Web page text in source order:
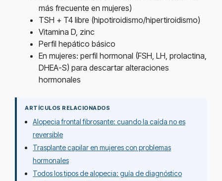
más frecuente en mujeres)
TSH + T4 libre (hipotiroidismo/hipertiroidismo)
Vitamina D, zinc
Perfil hepático básico
En mujeres: perfil hormonal (FSH, LH, prolactina,
DHEA-S) para descartar alteraciones
hormonales
ARTÍCULOS RELACIONADOS
Alopecia frontal fibrosante: cuando la caída no es
reversible
Trasplante capilar en mujeres con problemas
hormonales
Todos los tipos de alopecia: guía de diagnóstico